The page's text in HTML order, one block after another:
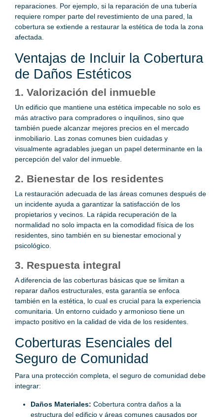
reparaciones. Por ejemplo, si la reparación de una tubería
requiere romper parte del revestimiento de una pared, la
cobertura se extiende a restaurar la estética de toda la zona
afectada.
Ventajas de Incluir la Cobertura
de Daños Estéticos
1. Valorización del inmueble
Un edificio que mantiene una estética impecable no solo es
más atractivo para compradores o inquilinos, sino que
también puede alcanzar mejores precios en el mercado
inmobiliario. Las zonas comunes bien cuidadas y
visualmente agradables juegan un papel determinante en la
percepción del valor del inmueble.
2. Bienestar de los residentes
La restauración adecuada de las áreas comunes después de
un incidente ayuda a garantizar la satisfacción de los
propietarios y vecinos. La rápida recuperación de la
normalidad no solo impacta en la comodidad física de los
residentes, sino también en su bienestar emocional y
psicológico.
3. Respuesta integral
A diferencia de las coberturas básicas que se limitan a
reparar daños estructurales, esta garantía se enfoca
también en la estética, lo cual es crucial para la experiencia
comunitaria. Un entorno cuidado y armonioso tiene un
impacto positivo en la calidad de vida de los residentes.
Coberturas Esenciales del
Seguro de Comunidad
Para una protección completa, el seguro de comunidad debe
integrar:
Daños Materiales: Cobertura contra daños a la
estructura del edificio y áreas comunes causados por